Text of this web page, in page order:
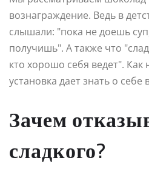
вознаграждение. Ведь в
слышали: "пока не доешь
получишь". А также что
кто хорошо себя ведет". Как
установка дает знать о
Зачем
сладкого?